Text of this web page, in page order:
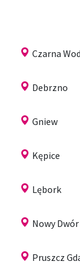
Czarna
Debrzno
Gniew
Kępice
Lębork
Nowy
Pruszcz